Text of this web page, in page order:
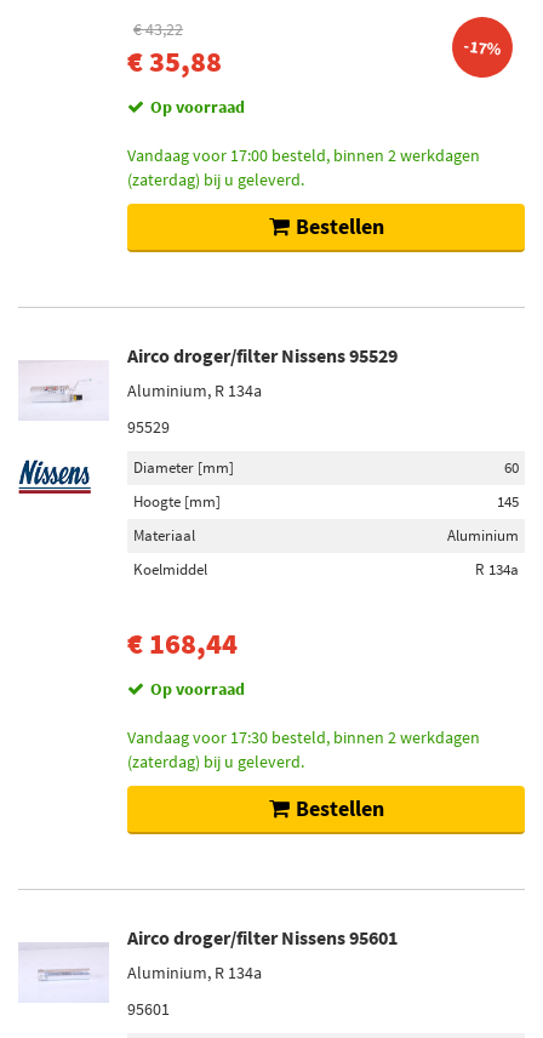
€ 43,22
€ 35,88 -17%
Op voorraad
Vandaag voor 17:00 besteld, binnen 2 werkdagen
(zaterdag) bij u geleverd.
Bestellen
Airco droger/filter Nissens 95529
Aluminium, R 134a
95529
Diameter [mm]
60
Hoogte [mm]
145
Materiaal
Aluminium
Koelmiddel
R 134a
€ 168,44
Op voorraad
Vandaag voor 17:30 besteld, binnen 2 werkdagen
(zaterdag) bij u geleverd.
Bestellen
Airco droger/filter Nissens 95601
Aluminium, R 134a
95601